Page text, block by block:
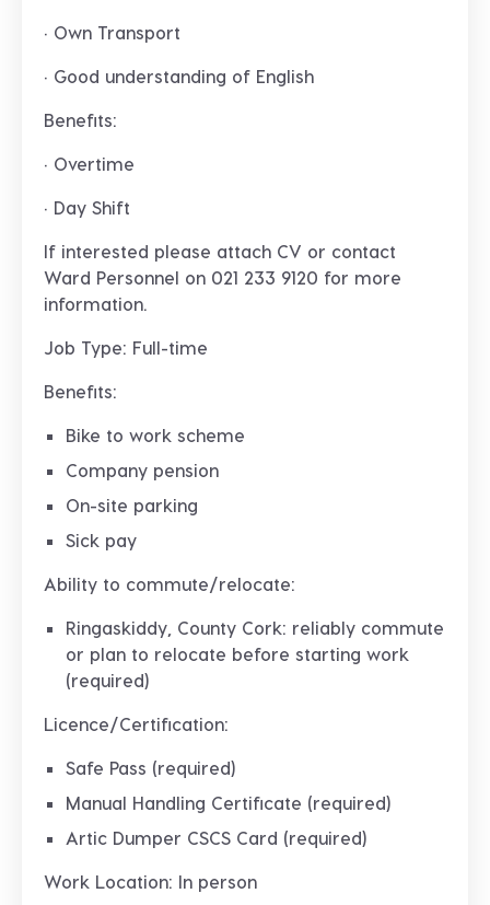
· Own Transport
· Good understanding of English
Benefits:
· Overtime
· Day Shift
If interested please attach CV or contact
Ward Personnel on 021 233 9120 for more
information.
Job Type: Full-time
Benefits:
Bike to work scheme
Company pension
On-site parking
Sick pay
Ability to commute/relocate:
Ringaskiddy, County Cork: reliably commute
or plan to relocate before starting work
(required)
Licence/Certification:
Safe Pass (required)
Manual Handling Certificate (required)
Artic Dumper CSCS Card (required)
Work Location: In person